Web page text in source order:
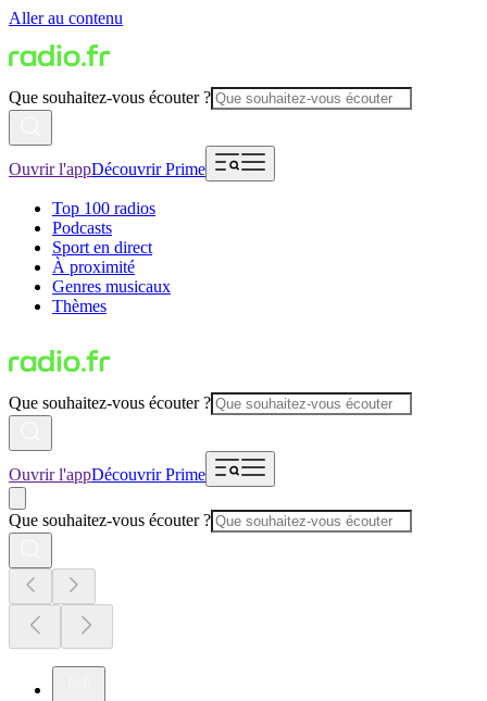
Aller au contenu
Que souhaitez-vous écouter ?
Ouvrir l'appDécouvrir Prime
Top 100 radios
Podcasts
Sport en direct
À proximité
Genres musicaux
Thèmes
Que souhaitez-vous écouter ?
Ouvrir l'appDécouvrir Prime
Que souhaitez-vous écouter ?